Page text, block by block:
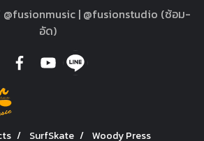
| @fusionstudio (ซ้อม-
อัด)
SurfSkate
Woody Press